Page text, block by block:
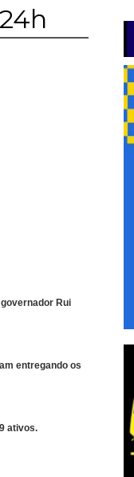
Rui
entregando os
ativos.